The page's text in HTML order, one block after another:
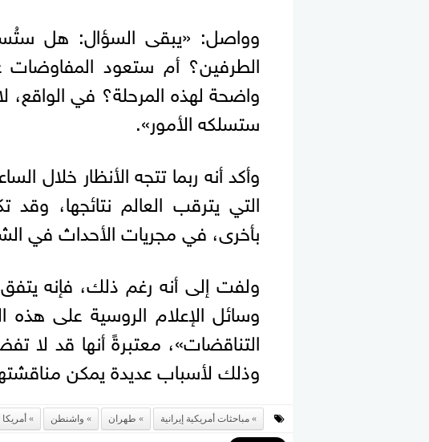
وواصل: «يبقى السؤال: هل
الطرفين؟ أم ستعود المفاوضات
واضحة لهذه المرحلة؟ في الواقع،
ستسلكه الأمور».
وأكد أنه ربما تتجه الأنظار خلال
التي يترقب العالم نتائجها،
بأخرى، في مجريات الأحداث في
ولفت إلى أنه رغم ذلك، فإنه
وسائل الإعلام الروسية على هذه
التناقضات»، معتبرةً أنها قد لا
وذلك لأسباب عديدة يمكن
مباحثات أمريكية إيرانية طهران واشنطن أمريكا